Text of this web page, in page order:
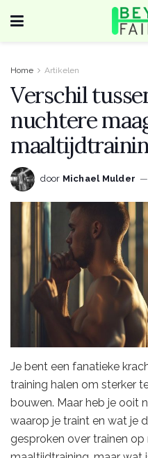
Home Artikelen
Verschil
nuchtere
door Michael Mulder
Je bent een fanatieke
training halen om sterker
bouwen. Maar heb je ooit
waarop je traint en wat je
gesproken over trainen